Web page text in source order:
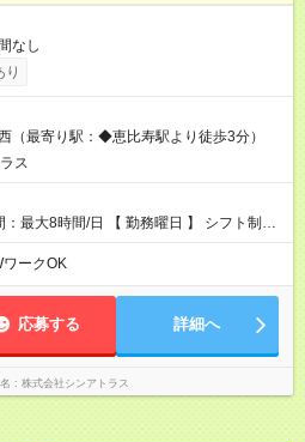
なし
り
（最寄り駅：◆恵比寿駅より徒歩3分）
ス
：最大8時間/日 【 勤務曜日 】 シフト制
出せます。 【勤務時間】 9：30
ト制（実働8ｈ＋休憩1h） シフト例（9時
ワークOK
応募する 詳細へ
株式会社シンアトラス